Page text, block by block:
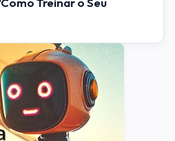
e futuro do trabalho
gratuito em São
mas ventania de até
Sul e Sudeste
Santa Rita recebe
pelos 113 anos da AESJ